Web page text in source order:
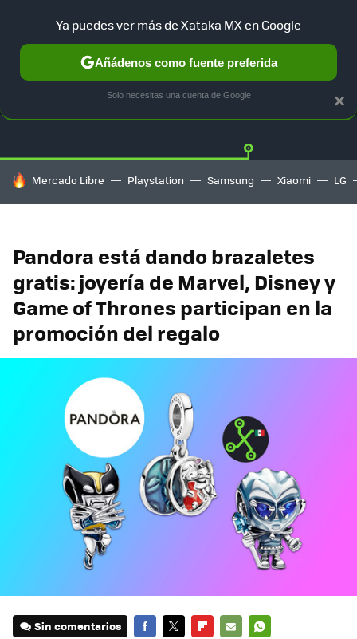
GUÍA DE COMPRAS MERCADO LIBRE
HOY SE HABLA DE
Mercado Libre Playstation Samsung Xiaomi LG
Pandora está dando brazaletes
gratis: joyería de Marvel, Disney y
Game of Thrones participan en la
promoción del regalo
Sin comentarios
×
Ya puedes ver más de Xataka MX en Google
Añádenos como fuente preferida
Solo necesitas una cuenta de Google